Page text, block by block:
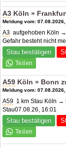
A3 Köln »
Meldung vom:
A3 aufgehoben Köln
Gefahr besteht nicht
Stau bestätigen
A59 Köln » Bonn
Meldung vom:
A59 1 km Stau Köln →
Stau07.08.26, 16:01
Stau bestätigen